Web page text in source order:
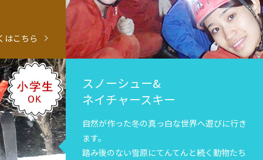
はこちら
スノーシュー&
ネイチャースキー
自然が作った冬の真っ白な世界へ遊びに行き
ます。
踏み後のない雪原にてんてんと続く動物たち